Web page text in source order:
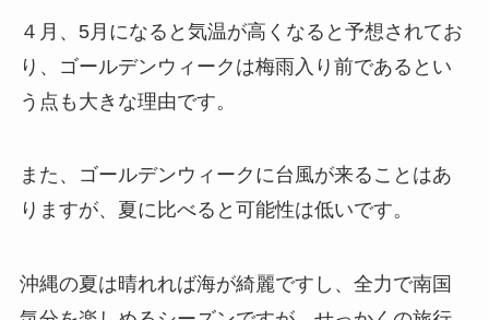
４月、5月になると気温が高くなると予想されてお
り、ゴールデンウィークは梅雨入り前であるとい
う点も大きな理由です。
また、ゴールデンウィークに台風が来ることはあ
りますが、夏に比べると可能性は低いです。
沖縄の夏は晴れれば海が綺麗ですし、全力で南国